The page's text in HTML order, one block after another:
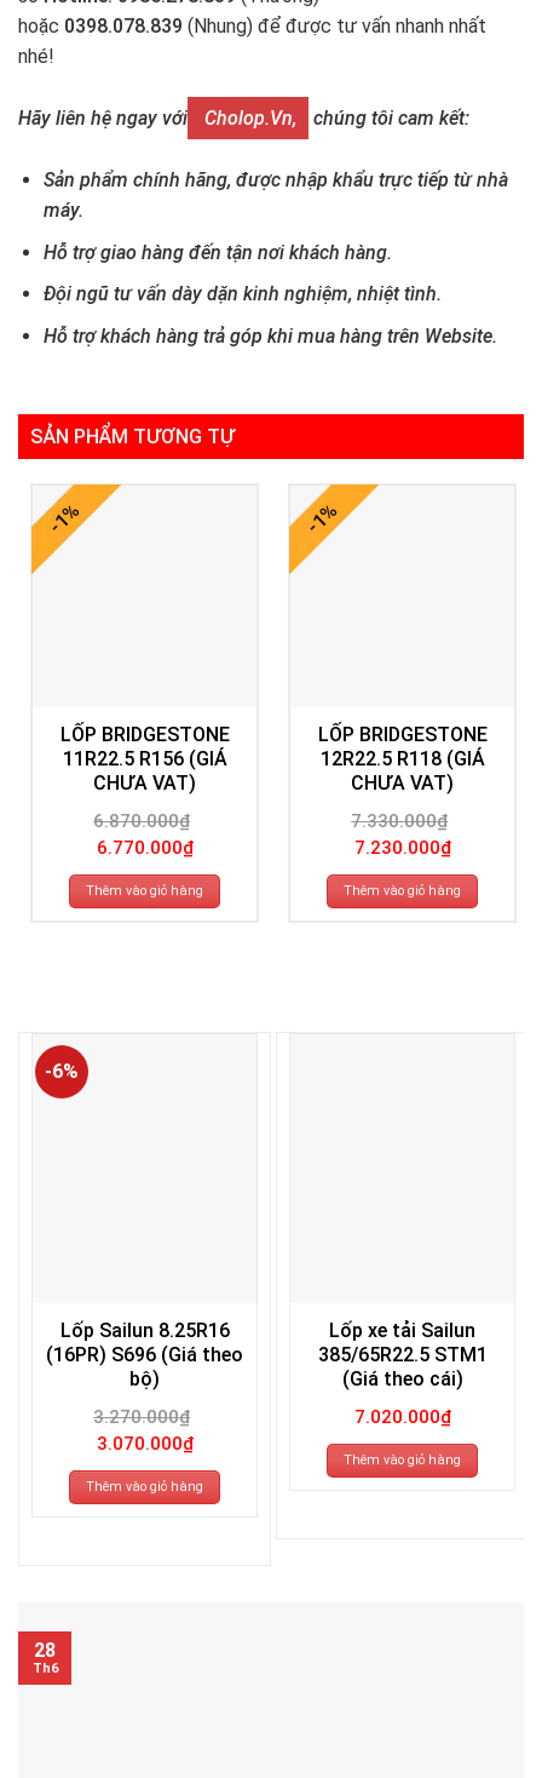
hoặc 0398.078.839 (Nhung) để được tư vấn nhanh nhất
nhé!
Hãy liên hệ ngay với Cholop.vn, chúng tôi cam kết:
Sản phẩm chính hãng, được nhập khẩu trực tiếp từ nhà
máy.
Hỗ trợ giao hàng đến tận nơi khách hàng.
Đội ngũ tư vấn dày dặn kinh nghiệm, nhiệt tình.
Hỗ trợ khách hàng trả góp khi mua hàng trên Website.
SẢN PHẨM TƯƠNG TỰ
-1%
LỐP BRIDGESTONE
11R22.5 R156 (GIÁ
CHƯA VAT)
6.870.000₫
Giá
gốc
là:
6.870.000₫.
6.770.000₫Giá
hiện
tại
là:
6.770.000₫.
Thêm vào giỏ hàng
-1%
LỐP BRIDGESTONE
12R22.5 R118 (GIÁ
CHƯA VAT)
7.330.000₫
Giá
gốc
là:
7.330.000₫.
7.230.000₫Giá
hiện
tại
là:
7.230.000₫.
Thêm vào giỏ hàng
-6%
Lốp Sailun 8.25R16
(16PR) S696 (Giá theo
bộ)
3.270.000₫
Giá
gốc
là:
3.270.000₫.
3.070.000₫Giá
hiện
tại
là:
3.070.000₫.
Thêm vào giỏ hàng
Lốp xe tải Sailun
385/65R22.5 STM1
(Giá theo cái)
7.020.000₫
Thêm vào giỏ hàng
28
Th6